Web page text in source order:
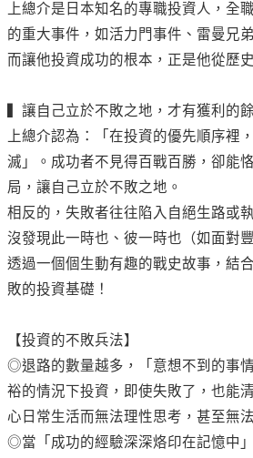
上總介是日本知名的專職投資人，全
的重大事件，如活力門事件、雷曼兄
而讓他投資成功的根本，正是他從歷
▍讓自己立於不敗之地，才有獲利的餘
上總介認為：「在投資的優先順序裡
滅」。成功者不見得百戰百勝，卻能
局，讓自己立於不敗之地。
相反的，失敗者往往陷入自絕生路或
沒發現此一時也、彼一時也（如面對
透過一個個生動有趣的戰史故事，結
敗的投資基礎！
【投資的不敗兵法】
◎退路的數量越多，「意想不到的事
裕的情況下投資，即使失敗了，也能
心日常生活而無法理性思考，甚至無
◎當「成功的經驗深深烙印在記憶中